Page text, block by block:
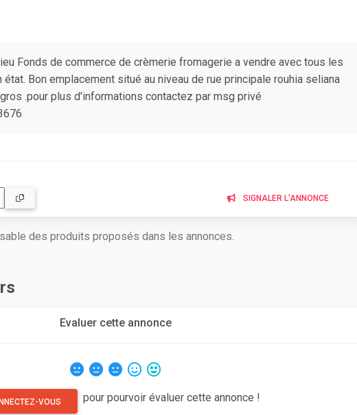
Fonds de commerce de crèmerie fromagerie a vendre avec tous les
Bon emplacement situé au niveau de rue principale rouhia seliana
.pour plus d'informations contactez par msg privé
SIGNALER L'ANNONCE
des produits proposés dans les annonces.
Evaluer cette annonce
VOUS pour pourvoir évaluer cette annonce !